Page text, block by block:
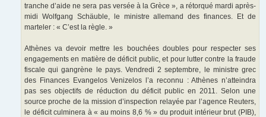
tranche d’aide ne sera pas versée à la Grèce », a rétorqué mardi après-
midi Wolfgang Schäuble, le ministre allemand des finances. Et de
marteler : « C’est la règle. »
Athènes va devoir mettre les bouchées doubles pour respecter ses
engagements en matière de déficit public, et pour lutter contre la fraude
fiscale qui gangrène le pays. Vendredi 2 septembre, le ministre grec
des Finances Evangelos Venizelos l’a reconnu : Athènes n’atteindra
pas ses objectifs de réduction du déficit public en 2011. Selon une
source proche de la mission d’inspection relayée par l’agence Reuters,
le déficit culminera à « au moins 8,6 % » du produit intérieur brut (PIB),